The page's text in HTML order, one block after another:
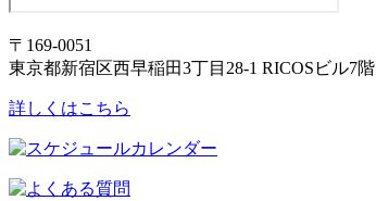
〒169-0051
東京都新宿区西早稲田3丁目28-1 RICOSビル7階
詳しくはこちら